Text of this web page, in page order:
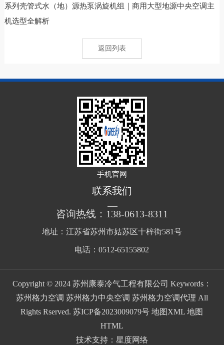
系列壳管式水（地）源热泵涡旋机组｜商用大型地源中央空调主
机选型全解析
返回列表
手机官网
联系我们
咨询热线：138-0613-8311
地址：江苏省苏州市姑苏区十梓街581号
电话：0512-65155802
Copyright © 2024 苏州康泰冷气工程有限公司 Keywords：
苏州格力空调 苏州格力中央空调 苏州格力空调代理 All
Rights Rserved.苏ICP备2023009079号 地图XML 地图
HTML
技术支持： 星度网络